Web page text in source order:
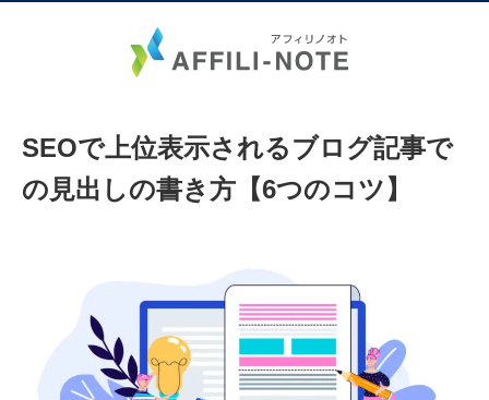
SEOで上位表示されるブログ記事で
の見出しの書き方【6つのコツ】